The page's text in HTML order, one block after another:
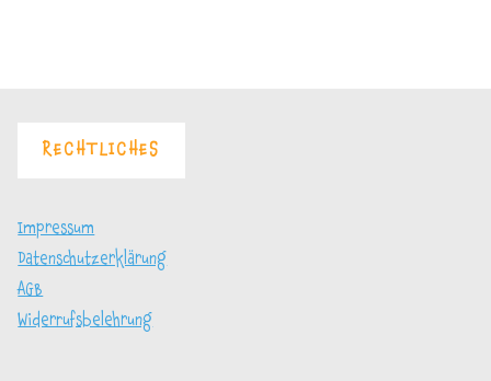
RECHTLICHES
Impressum
Datenschutzerklärung
AGB
Widerrufsbelehrung